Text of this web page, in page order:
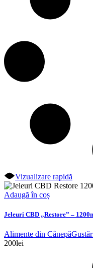
Vizualizare rapidă
Adaugă în coș
Jeleuri CBD „Restore” –
Alimente din Cânepă
200lei